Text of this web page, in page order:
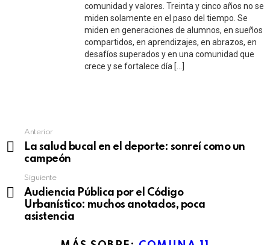
comunidad y valores. Treinta y cinco años no se
miden solamente en el paso del tiempo. Se
miden en generaciones de alumnos, en sueños
compartidos, en aprendizajes, en abrazos, en
desafíos superados y en una comunidad que
crece y se fortalece día […]
more
Anterior
La salud bucal en el deporte: sonreí como un
campeón
Siguiente
Audiencia Pública por el Código
Urbanístico: muchos anotados, poca
asistencia